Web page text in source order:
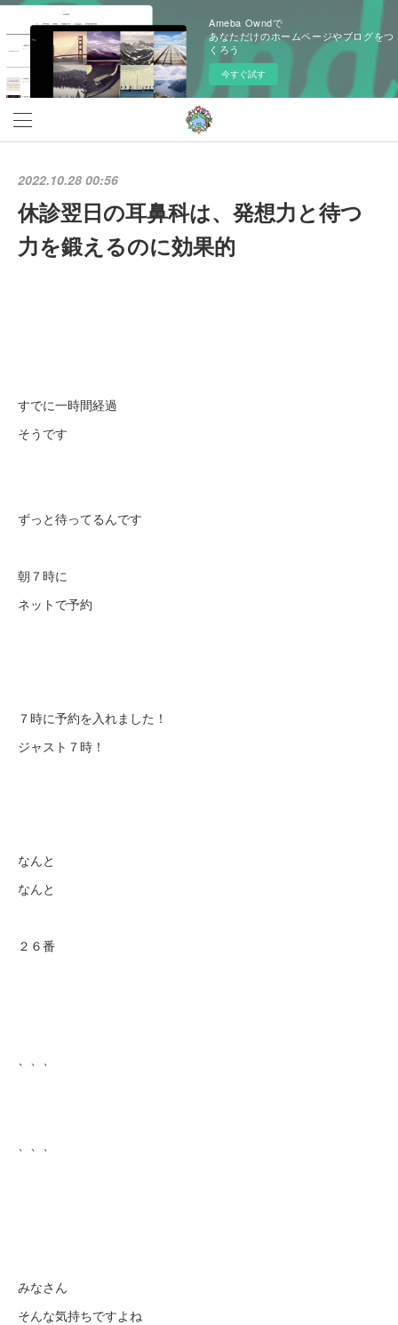
Ameba Owndで
あなただけのホームページやブログをつ
くろう
今すぐ試す
2022.10.28 00:56
休診翌日の耳鼻科は、発想力と待つ
力を鍛えるのに効果的
すでに一時間経過
そうです
ずっと待ってるんです
朝７時に
ネットで予約
７時に予約を入れました！
ジャスト７時！
なんと
なんと
２６番
、、、
、、、
みなさん
そんな気持ちですよね